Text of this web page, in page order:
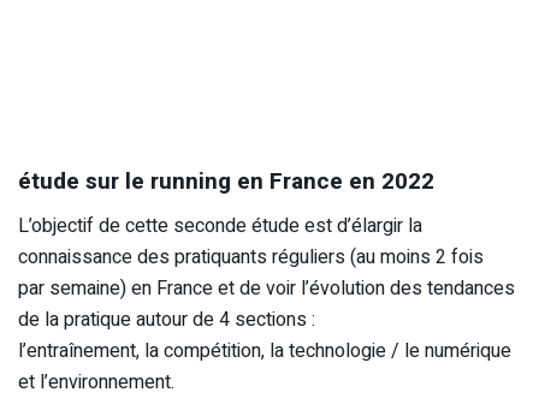
étude sur le running en France en 2022
L’objectif de cette seconde étude est d’élargir la
connaissance des pratiquants réguliers (au moins 2 fois
par semaine) en France et de voir l’évolution des tendances
de la pratique autour de 4 sections :
l’entraînement, la compétition, la technologie / le numérique
et l’environnement.